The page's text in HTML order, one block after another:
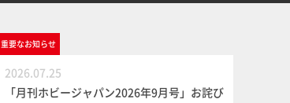
重要なお知らせ
2026.07.25
「月刊ホビージャパン2026年9月号」お詫び